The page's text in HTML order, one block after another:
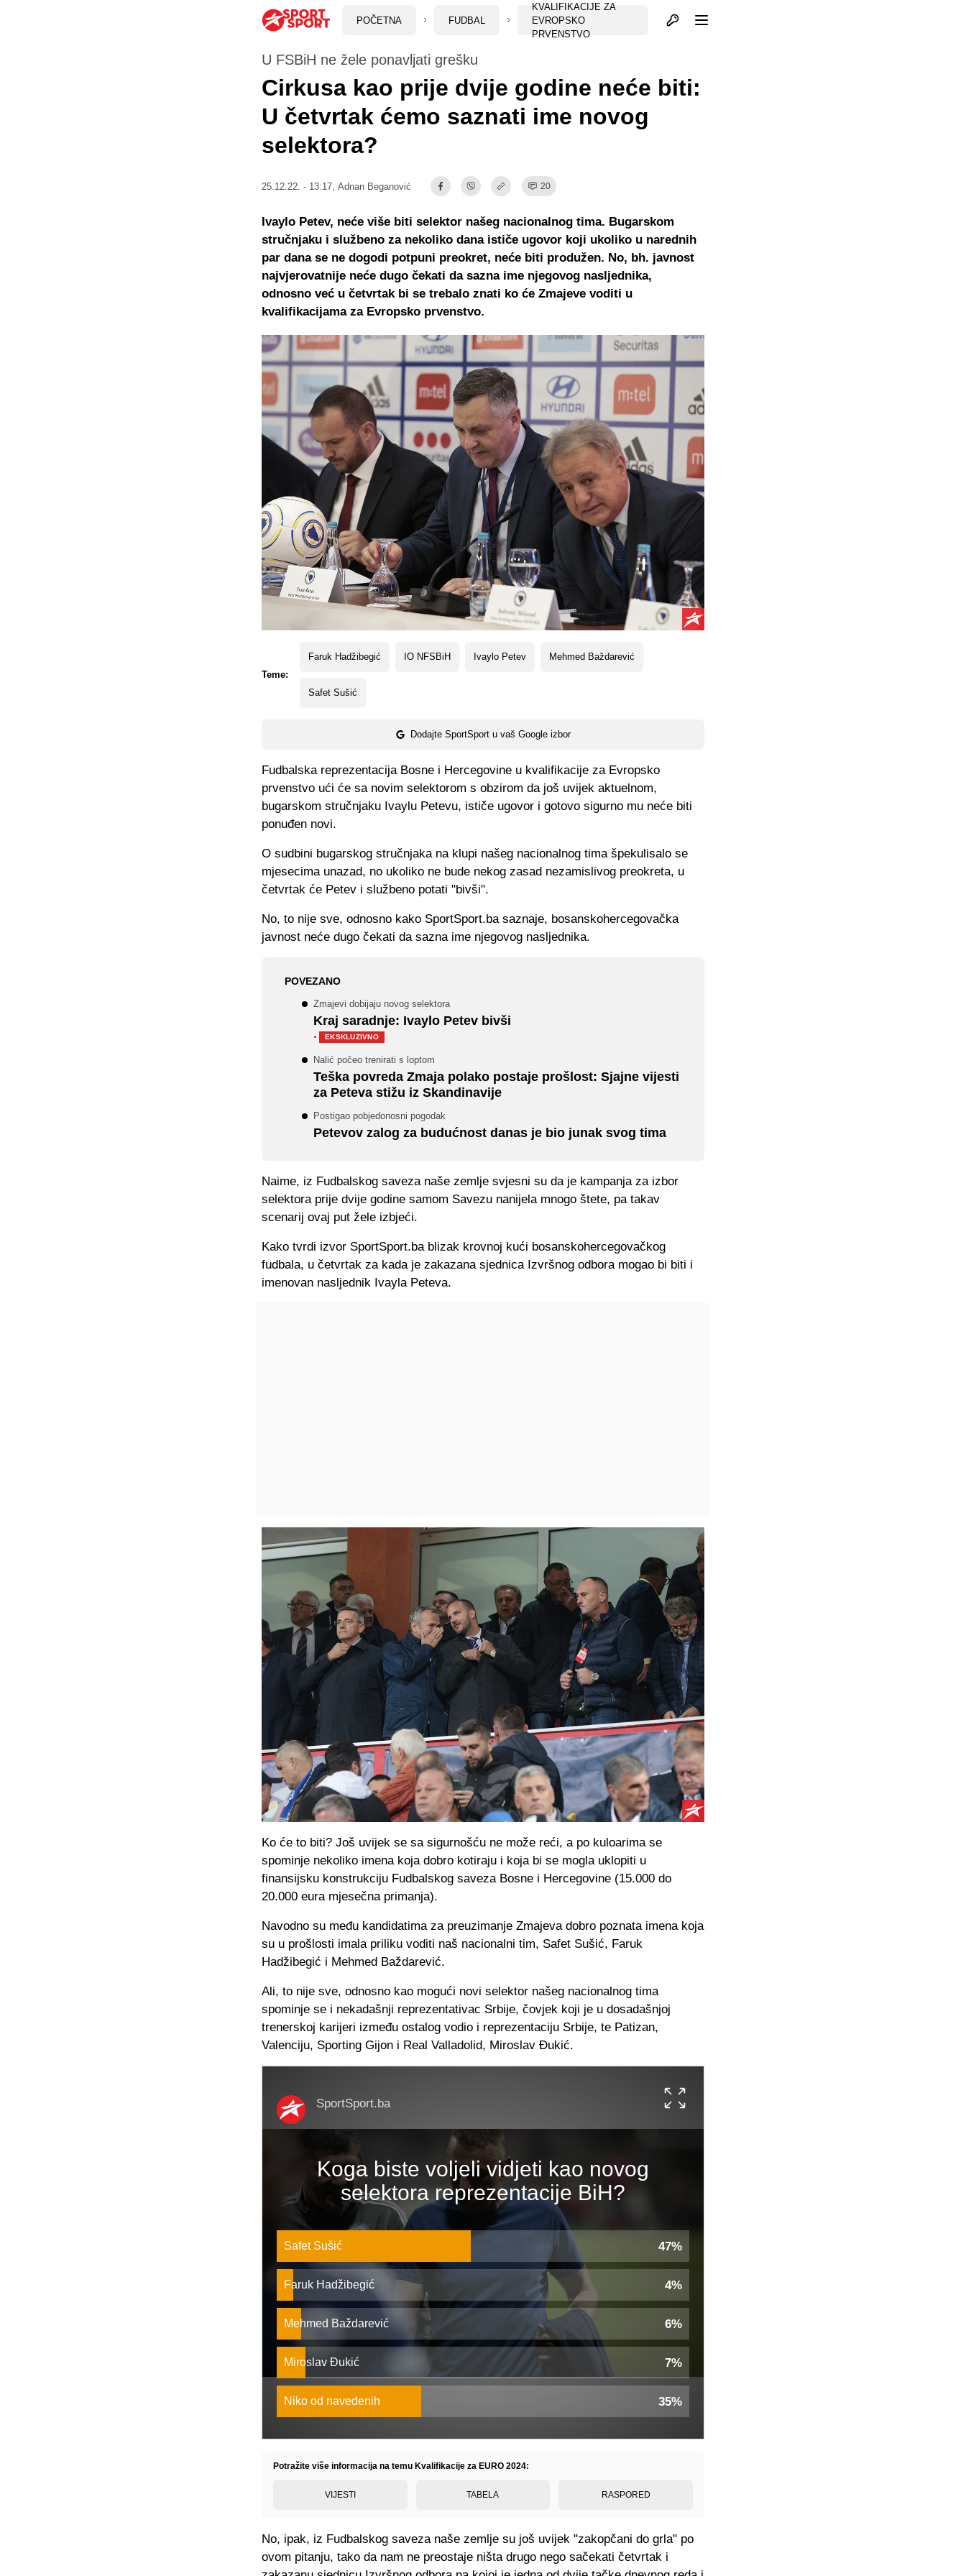
POČETNA FUDBAL
KVALIFIKACIJE ZA
EVROPSKO
PRVENSTVO
Otvori profil
U FSBiH ne žele ponavljati grešku
Cirkusa kao prije dvije godine neće biti:
U četvrtak ćemo saznati ime novog
selektora?
25.12.22. - 13:17, Adnan Beganović 20
Teme:
Faruk Hadžibegić IO NFSBiH Ivaylo Petev Mehmed Baždarević
Safet Sušić
Dodajte SportSport u vaš Google izbor
Ivaylo Petev, neće više biti selektor našeg nacionalnog tima. Bugarskom
stručnjaku i službeno za nekoliko dana ističe ugovor koji ukoliko u narednih
par dana se ne dogodi potpuni preokret, neće biti produžen. No, bh. javnost
najvjerovatnije neće dugo čekati da sazna ime njegovog nasljednika,
odnosno već u četvrtak bi se trebalo znati ko će Zmajeve voditi u
kvalifikacijama za Evropsko prvenstvo.
Fudbalska reprezentacija Bosne i Hercegovine u kvalifikacije za Evropsko
prvenstvo ući će sa novim selektorom s obzirom da još uvijek aktuelnom,
bugarskom stručnjaku Ivaylu Petevu, ističe ugovor i gotovo sigurno mu neće biti
ponuđen novi.
O sudbini bugarskog stručnjaka na klupi našeg nacionalnog tima špekulisalo se
mjesecima unazad, no ukoliko ne bude nekog zasad nezamislivog preokreta, u
četvrtak će Petev i službeno potati "bivši".
No, to nije sve, odnosno kako SportSport.ba saznaje, bosanskohercegovačka
javnost neće dugo čekati da sazna ime njegovog nasljednika.
POVEZANO
Zmajevi dobijaju novog selektora
Kraj saradnje: Ivaylo Petev bivši
·
EKSKLUZIVNO
Nalić počeo trenirati s loptom
Teška povreda Zmaja polako postaje prošlost: Sjajne vijesti
za Peteva stižu iz Skandinavije
Postigao pobjedonosni pogodak
Petevov zalog za budućnost danas je bio junak svog tima
Naime, iz Fudbalskog saveza naše zemlje svjesni su da je kampanja za izbor
selektora prije dvije godine samom Savezu nanijela mnogo štete, pa takav
scenarij ovaj put žele izbjeći.
Kako tvrdi izvor SportSport.ba blizak krovnoj kući bosanskohercegovačkog
fudbala, u četvrtak za kada je zakazana sjednica Izvršnog odbora mogao bi biti i
imenovan nasljednik Ivayla Peteva.
Ko će to biti? Još uvijek se sa sigurnošću ne može reći, a po kuloarima se
spominje nekoliko imena koja dobro kotiraju i koja bi se mogla uklopiti u
finansijsku konstrukciju Fudbalskog saveza Bosne i Hercegovine (15.000 do
20.000 eura mjesečna primanja).
Navodno su među kandidatima za preuzimanje Zmajeva dobro poznata imena koja
su u prošlosti imala priliku voditi naš nacionalni tim, Safet Sušić, Faruk
Hadžibegić i Mehmed Baždarević.
Ali, to nije sve, odnosno kao mogući novi selektor našeg nacionalnog tima
spominje se i nekadašnji reprezentativac Srbije, čovjek koji je u dosadašnjoj
trenerskoj karijeri između ostalog vodio i reprezentaciju Srbije, te Patizan,
Valenciju, Sporting Gijon i Real Valladolid, Miroslav Đukić.
SportSport.ba
Koga biste voljeli vidjeti kao novog
selektora reprezentacije BiH?
Safet Sušić 47%
Faruk Hadžibegić 4%
Mehmed Baždarević 6%
Miroslav Đukić 7%
Niko od navedenih 35%
Potražite više informacija na temu Kvalifikacije za EURO 2024:
VIJESTI TABELA RASPORED
No, ipak, iz Fudbalskog saveza naše zemlje su još uvijek "zakopčani do grla" po
ovom pitanju, tako da nam ne preostaje ništa drugo nego sačekati četvrtak i